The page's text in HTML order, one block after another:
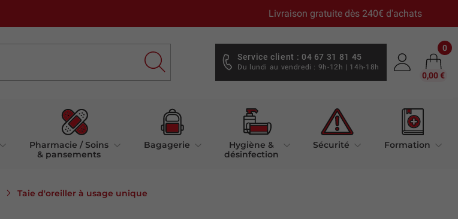
Livraison gratuite dès 240€ d'achats
Service client : 04 67 31 81 45
Du lundi au vendredi : 9h-12h | 14h-18h
0
0,00 €
Pharmacie / Soins
& pansements
Bagagerie
Hygiène &
désinfection
Sécurité Formation
Taie d'oreiller à usage unique